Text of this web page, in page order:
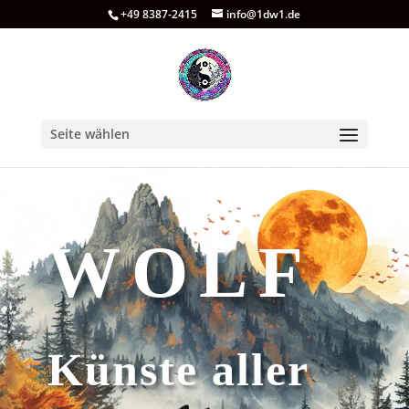
+49 8387-2415 info@1dw1.de
Seite wählen
WOLF
Künste aller